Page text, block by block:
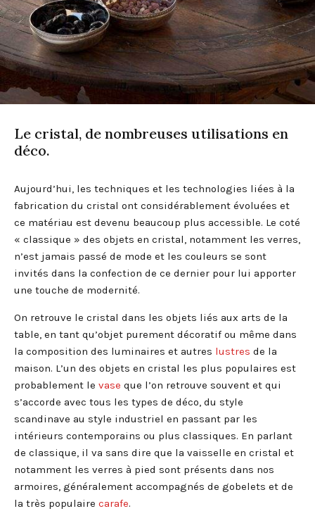
Le cristal, de nombreuses utilisations en
déco.
Aujourd’hui, les techniques et les technologies liées à la
fabrication du cristal ont considérablement évoluées et
ce matériau est devenu beaucoup plus accessible. Le coté
« classique » des objets en cristal, notamment les verres,
n’est jamais passé de mode et les couleurs se sont
invités dans la confection de ce dernier pour lui apporter
une touche de modernité.
On retrouve le cristal dans les objets liés aux arts de la
table, en tant qu’objet purement décoratif ou même dans
la composition des luminaires et autres lustres de la
maison. L’un des objets en cristal les plus populaires est
probablement le vase que l’on retrouve souvent et qui
s’accorde avec tous les types de déco, du style
scandinave au style industriel en passant par les
intérieurs contemporains ou plus classiques. En parlant
de classique, il va sans dire que la vaisselle en cristal et
notamment les verres à pied sont présents dans nos
armoires, généralement accompagnés de gobelets et de
la très populaire carafe.